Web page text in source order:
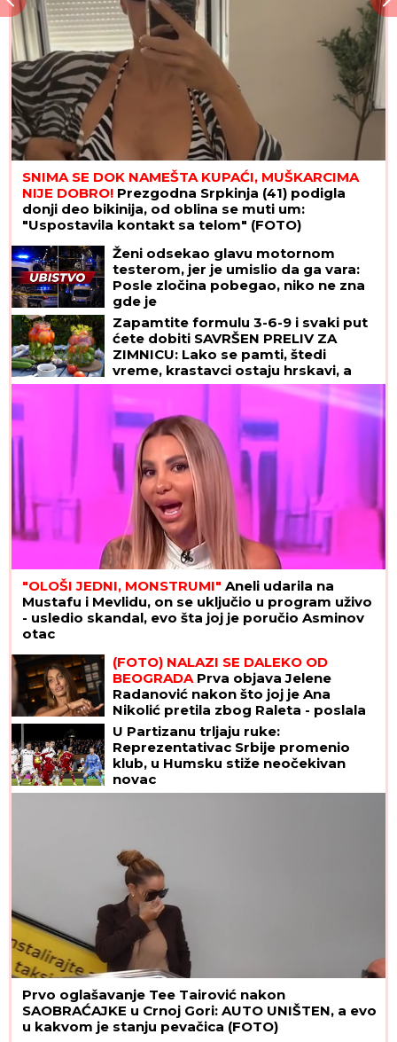
SNIMA SE DOK NAMEŠTA KUPAĆI, MUŠKARCIMA
NIJE DOBRO! Prezgodna Srpkinja (41) podigla
donji deo bikinija, od oblina se muti um:
"Uspostavila kontakt sa telom" (FOTO)
Ženi odsekao glavu motornom
testerom, jer je umislio da ga vara:
Posle zločina pobegao, niko ne zna
gde je
Zapamtite formulu 3-6-9 i svaki put
ćete dobiti SAVRŠEN PRELIV ZA
ZIMNICU: Lako se pamti, štedi
vreme, krastavci ostaju hrskavi, a
paradajz ne puca
"OLOŠI JEDNI, MONSTRUMI" Aneli udarila na
Mustafu i Mevlidu, on se uključio u program uživo
- usledio skandal, evo šta joj je poručio Asminov
otac
(FOTO) NALAZI SE DALEKO OD
BEOGRADAPrva objava Jelene
Radanović nakon što joj je Ana
Nikolić pretila zbog Raleta - poslala
joj jezive poruke
U Partizanu trljaju ruke:
Reprezentativac Srbije promenio
klub, u Humsku stiže neočekivan
novac
Prvo oglašavanje Tee Tairović nakon
SAOBRAĆAJKE u Crnoj Gori: AUTO UNIŠTEN, a evo
u kakvom je stanju pevačica (FOTO)